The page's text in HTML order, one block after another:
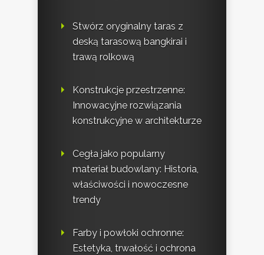
Stwórz oryginalny taras z
deską tarasową bangkirai i
trawą rolkową
Konstrukcje przestrzenne:
Innowacyjne rozwiązania
konstrukcyjne w architekturze
Cegła jako popularny
materiał budowlany: Historia,
właściwości i nowoczesne
trendy
Farby i powłoki ochronne:
Estetyka, trwałość i ochrona